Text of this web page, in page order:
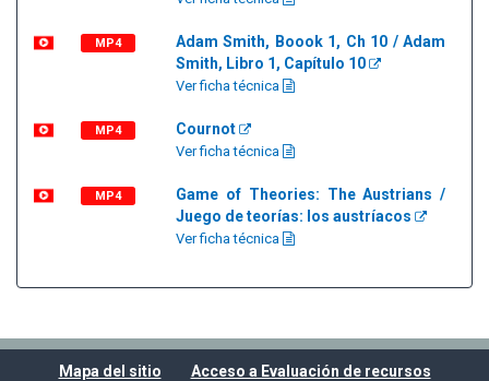
MP4
Adam Smith, Boook 1, Ch 10 / Adam
Smith, Libro 1, Capítulo 10
Ver ficha técnica
MP4 Cournot
Ver ficha técnica
MP4
Game of Theories: The Austrians /
Juego de teorías: los austríacos
Ver ficha técnica
Mapa del sitio Acceso a Evaluación de recursos